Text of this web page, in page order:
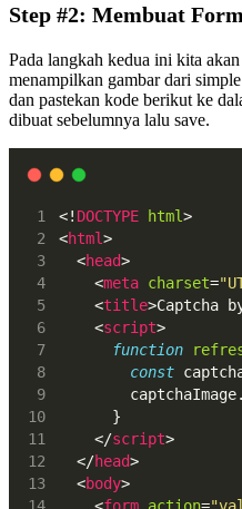
Step #2: Membuat
Pada langkah kedua ini kita
menampilkan gambar dari
dan pastekan kode berikut ke
dibuat sebelumnya lalu save.
<! DOCTYPE html>
<html>
  <
head>
    <
meta charset=
    <
title>Captcha
    <
script>
function
const
      }
    </
script>
  </
head>
  <
body>
    <
form action=